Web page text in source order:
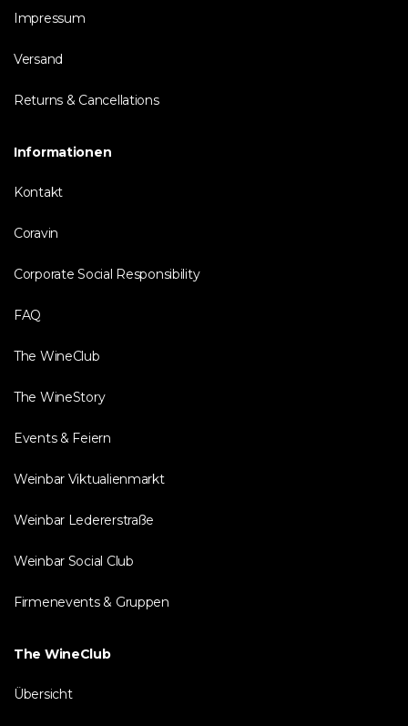
Impressum
Versand
Returns & Cancellations
Informationen
Kontakt
Coravin
Corporate Social Responsibility
FAQ
The WineClub
The WineStory
Events & Feiern
Weinbar Viktualienmarkt
Weinbar Ledererstraße
Weinbar Social Club
Firmenevents & Gruppen
The WineClub
Übersicht